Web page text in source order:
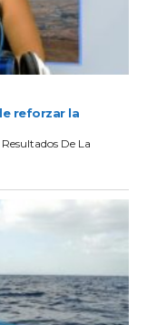
reforzar la
De La